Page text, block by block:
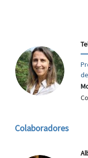
Colaboradores